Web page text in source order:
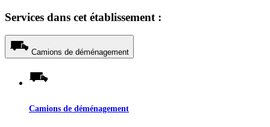
Services dans cet établissement :
Camions de déménagement
Camions de déménagement